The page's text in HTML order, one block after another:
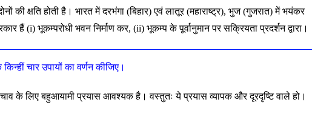
क्षति होती है। भारत में दरभंगा (बिहार) एवं लातूर (महाराष्ट्र), भुज (गुजरात) में भयंकर
(i) भूकम्परोधी भवन निर्माण कर, (ii) भूकम्प के पूर्वानुमान पर सक्रियता प्रदर्शन द्वारा।
चार उपायों का वर्णन कीजिए।
के लिए बहुआयामी प्रयास आवश्यक है। वस्तुतः ये प्रयास व्यापक और दूरदृष्टि वाले हो।